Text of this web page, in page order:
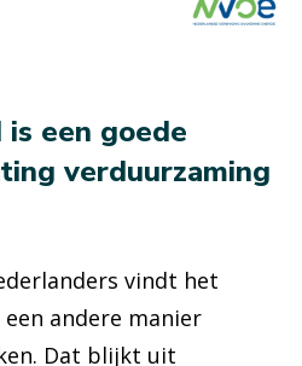
een goede
verduurzaming
vindt het
andere manier
Dat blijkt uit